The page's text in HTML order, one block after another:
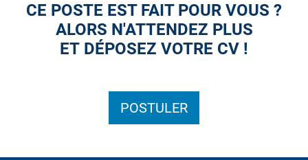
CE POSTE EST FAIT POUR VOUS ?
ALORS N'ATTENDEZ PLUS
ET DÉPOSEZ VOTRE CV !
POSTULER